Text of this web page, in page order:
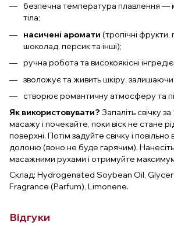
безпечна температура плавлення —
тіла;
насичені аромати (тропічні фрукти,
шоколад, персик та інші);
ручна робота та високоякісні
зволожує та живить шкіру, залишаючи
створює романтичну атмосферу та
Як використовувати? Запаліть свічку
масажу і почекайте, поки віск не стане
поверхні. Потім задуйте свічку і
долоню (воно не буде гарячим). Нанесіть
масажними рухами і отримуйте
Склад: Hydrogenated Soybean Oil,
Fragrance (Parfum), Limonene.
Відгуки